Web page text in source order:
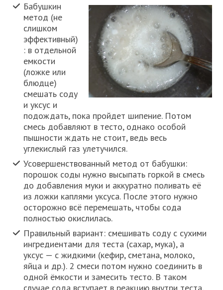
Бабушкин
метод (не
слишком
эффективный)
: в отдельной
емкости
(ложке или
блюдце)
смешать соду
и уксус и
подождать, пока пройдет шипение. Потом
смесь добавляют в тесто, однако особой
пышности ждать не стоит, ведь весь
углекислый газ улетучился.
Усовершенствованный метод от бабушки:
порошок соды нужно высыпать горкой в смесь
до добавления муки и аккуратно поливать её
из ложки каплями уксуса. После этого нужно
осторожно всё перемешать, чтобы сода
полностью окислилась.
Правильный вариант: смешивать соду с сухими
ингредиентами для теста (сахар, мука), а
уксус — с жидкими (кефир, сметана, молоко,
яйца и др.). 2 смеси потом нужно соединить в
одной ёмкости и замесить тесто. В таком